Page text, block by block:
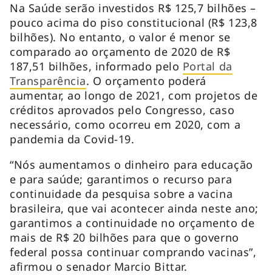
Na Saúde serão investidos R$ 125,7 bilhões –
pouco acima do piso constitucional (R$ 123,8
bilhões). No entanto, o valor é menor se
comparado ao orçamento de 2020 de R$
187,51 bilhões, informado pelo Portal da
Transparência. O orçamento poderá
aumentar, ao longo de 2021, com projetos de
créditos aprovados pelo Congresso, caso
necessário, como ocorreu em 2020, com a
pandemia da Covid-19.
“Nós aumentamos o dinheiro para educação
e para saúde; garantimos o recurso para
continuidade da pesquisa sobre a vacina
brasileira, que vai acontecer ainda neste ano;
garantimos a continuidade no orçamento de
mais de R$ 20 bilhões para que o governo
federal possa continuar comprando vacinas”,
afirmou o senador Marcio Bittar.